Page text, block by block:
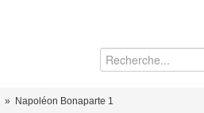
» Napoléon Bonaparte 1